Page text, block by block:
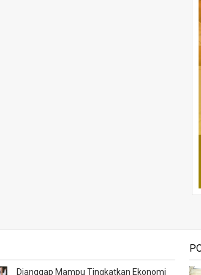
Dianggap Mampu Tingkatkan Ekonomi